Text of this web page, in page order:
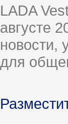
LADA
августе
новости,
для